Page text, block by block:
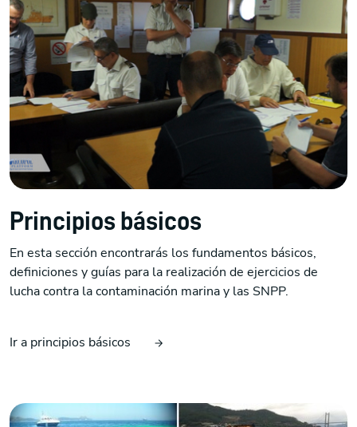
Principios básicos
En esta sección encontrarás los fundamentos básicos,
definiciones y guías para la realización de ejercicios de
lucha contra la contaminación marina y las SNPP.
Ir a principios básicos